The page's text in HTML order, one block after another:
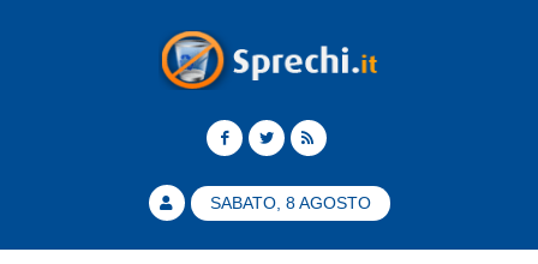
SABATO, 8 AGOSTO